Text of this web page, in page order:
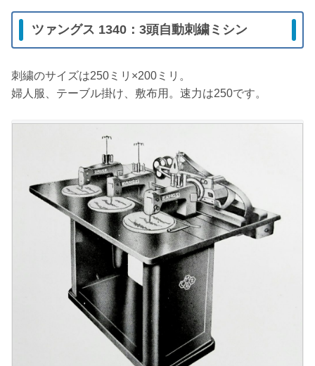
ツァングス 1340：3頭自動刺繍ミシン
刺繍のサイズは250ミリ×200ミリ。
婦人服、テーブル掛け、敷布用。速力は250です。